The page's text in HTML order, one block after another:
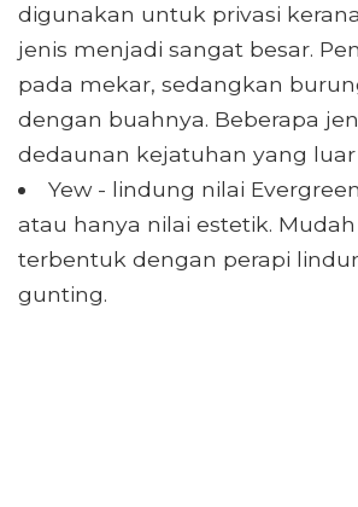
digunakan untuk privasi
jenis menjadi sangat besar.
pada mekar, sedangkan
dengan buahnya. Beberapa
dedaunan kejatuhan yang luar
Yew - lindung nilai
atau hanya nilai estetik.
terbentuk dengan perapi
gunting.